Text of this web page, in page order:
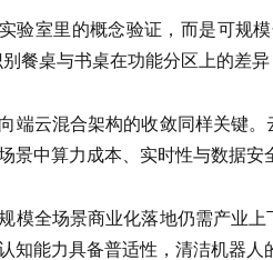
验室里的概念验证，而是可规
别餐桌与书桌在功能分区上的差
端云混合架构的收敛同样关键
景中算力成本、实时性与数据安
模全场景商业化落地仍需产业
知能力具备普适性，清洁机器